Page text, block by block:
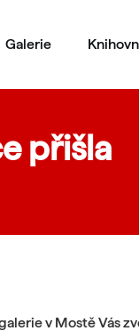
Galerie
přišla
v Mostě Vás